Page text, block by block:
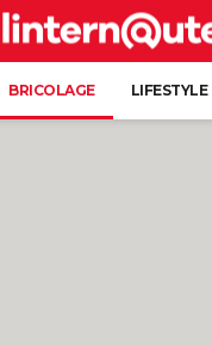
BRICOLAGE LIFESTYLE